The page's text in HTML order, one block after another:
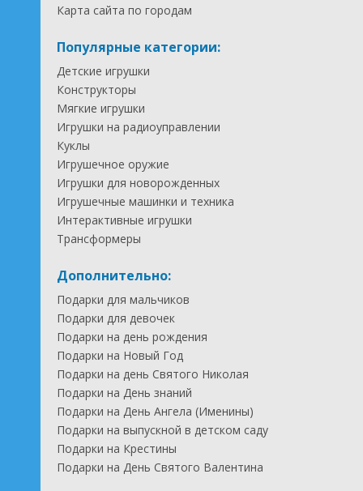
Карта сайта по городам
Популярные категории:
Детские игрушки
Конструкторы
Мягкие игрушки
Игрушки на радиоуправлении
Куклы
Игрушечное оружие
Игрушки для новорожденных
Игрушечные машинки и техника
Интерактивные игрушки
Трансформеры
Дополнительно:
Подарки для мальчиков
Подарки для девочек
Подарки на день рождения
Подарки на Новый Год
Подарки на день Святого Николая
Подарки на День знаний
Подарки на День Ангела (Именины)
Подарки на выпускной в детском саду
Подарки на Крестины
Подарки на День Святого Валентина